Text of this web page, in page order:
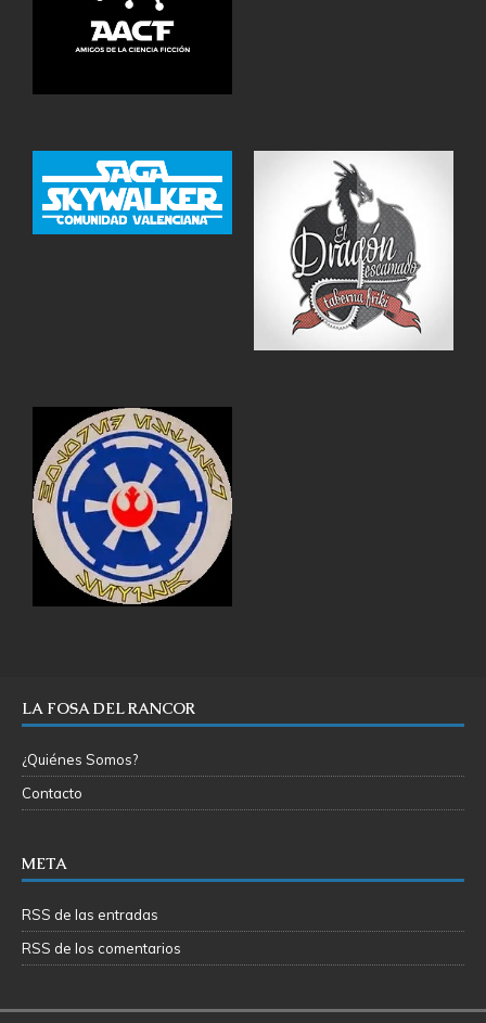
LA FOSA DEL RANCOR
¿Quiénes Somos?
Contacto
META
RSS de las entradas
RSS de los comentarios